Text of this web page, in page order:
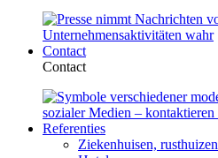
Contact
Contact
Referenties
Ziekenhuisen, rusthuizen